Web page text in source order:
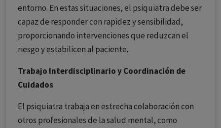
entorno. En estas situaciones, el psiquiatra debe ser
capaz de responder con rapidez y sensibilidad,
proporcionando intervenciones que reduzcan el
riesgo y estabilicen al paciente.
Trabajo Interdisciplinario y Coordinación de
Cuidados
El psiquiatra trabaja en estrecha colaboración con
otros profesionales de la salud mental, como